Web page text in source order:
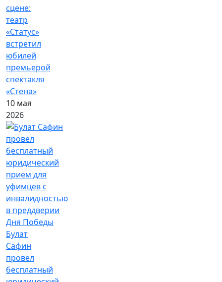
сцене:
театр
«Статус»
встретил
юбилей
премьерой
спектакля
«Стена»
10 мая
2026
Булат
Сафин
провел
бесплатный